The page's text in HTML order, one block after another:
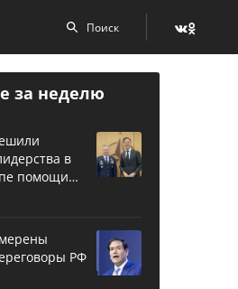
за неделю
в
помощи
РФ